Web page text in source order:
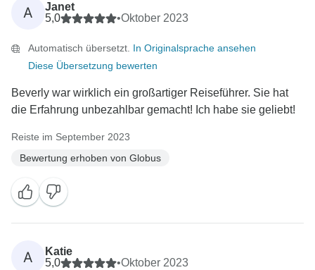
A
Janet
5,0
•Oktober 2023
Automatisch übersetzt. In Originalsprache ansehen
Diese Übersetzung bewerten
Beverly war wirklich ein großartiger Reiseführer. Sie hat
die Erfahrung unbezahlbar gemacht! Ich habe sie geliebt!
Reiste im September 2023
Bewertung erhoben von Globus
A
Katie
5,0
•Oktober 2023